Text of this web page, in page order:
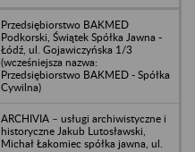
Przedsiębiorstwo BAKMED
Podkorski, Świątek Spółka Jawna -
Łódź, ul. Gojawiczyńska 1/3
(wcześniejsza nazwa:
Przedsiębiorstwo BAKMED - Spółka
Cywilna)
ARCHIVIA – usługi archiwistyczne i
historyczne Jakub Lutosławski,
Michał Łakomiec spółka jawna, ul.